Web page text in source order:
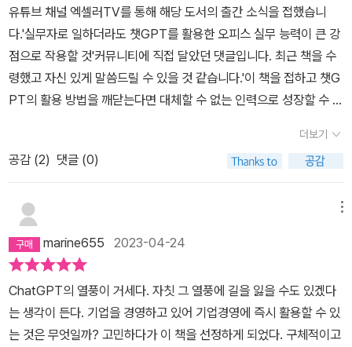
유튜브 채널 엑셀러TV를 통해 해당 도서의 출간 소식을 접했습니
다.'실무자로 일하더라도 챗GPT를 활용한 오피스 실무 능력이 큰 강
점으로 작용할 것'커뮤니티에 직접 달았던 댓글입니다. 최근 책을 수
령했고 자신 있게 말씀드릴 수 있을 것 같습니다.'이 책을 접하고 챗G
PT의 활용 방법을 깨닫는다면 대체할 수 없는 인력으로 성장할 수 있
더보기
공감 (2) 댓글 (0)
marine655 2023-04-24
ChatGPT의 열풍이 거세다. 자칫 그 열풍에 길을 잃을 수도 있겠다
는 생각이 든다. 기업을 경영하고 있어 기업경영에 즉시 활용할 수 있
는 것은 무엇일까? 고민하다가 이 책을 선정하게 되었다. 구체적이고